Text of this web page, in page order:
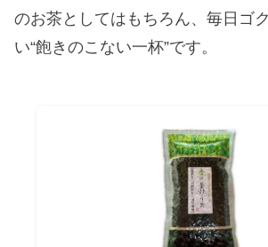
のお茶としてはもちろん、毎日ゴ
い“飽きのこない一杯”です。